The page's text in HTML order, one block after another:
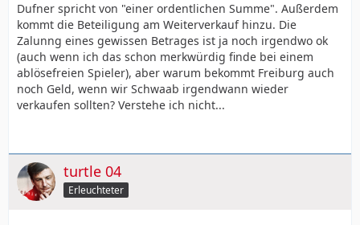
Dufner spricht von "einer ordentlichen Summe". Außerdem
kommt die Beteiligung am Weiterverkauf hinzu. Die
Zalunng eines gewissen Betrages ist ja noch irgendwo ok
(auch wenn ich das schon merkwürdig finde bei einem
ablösefreien Spieler), aber warum bekommt Freiburg auch
noch Geld, wenn wir Schwaab irgendwann wieder
verkaufen sollten? Verstehe ich nicht...
turtle 04
Erleuchteter